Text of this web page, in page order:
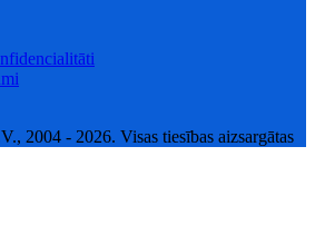
2004 - 2026. Visas tiesības aizsargātas